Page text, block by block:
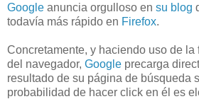
Google anuncia orgulloso en su blog
todavía más rápido en Firefox.
Concretamente, y haciendo uso de la
del navegador, Google precarga
resultado de su página de búsqueda
probabilidad de hacer click en él es